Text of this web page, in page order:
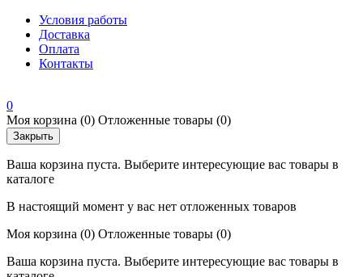
Условия работы
Доставка
Оплата
Контакты
0
Моя корзина (0) Отложенные товары (0)
Закрыть
Ваша корзина пуста. Выберите интересующие вас товары в
каталоге
В настоящий момент у вас нет отложенных товаров
Моя корзина (0) Отложенные товары (0)
Ваша корзина пуста. Выберите интересующие вас товары в